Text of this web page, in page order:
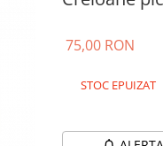
75,00 RON
STOC EPUIZAT